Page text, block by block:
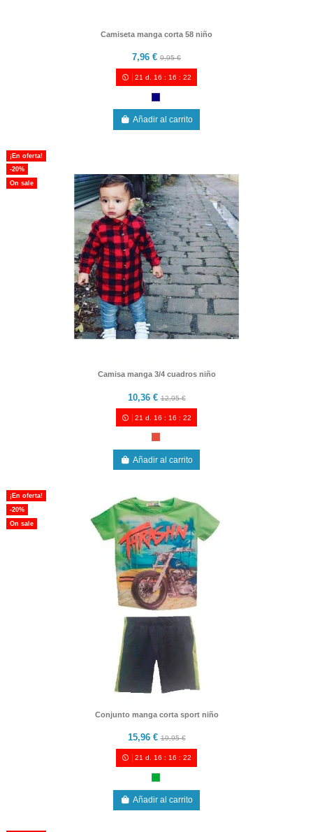
Camiseta manga corta 58 niño
7,96 € 9,95 €
21 d. 16 : 16 :21
Añadir al carrito
¡En oferta!
-20%
On sale
Camisa manga 3/4 cuadros niño
10,36 €12,95 €
21 d. 16 : 16 :21
Añadir al carrito
¡En oferta!
-20%
On sale
Conjunto manga corta sport niño
15,96 €19,95 €
21 d. 16 :16 :21
Añadir al carrito